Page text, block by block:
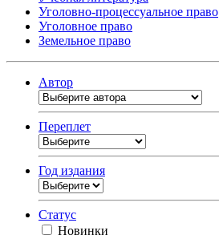
Уголовно-процессуальное право
Уголовное право
Земельное право
Автор
Переплет
Год издания
Статус
Новинки